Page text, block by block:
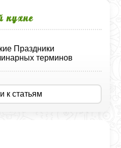
кухне
Праздники
терминов
к статьям